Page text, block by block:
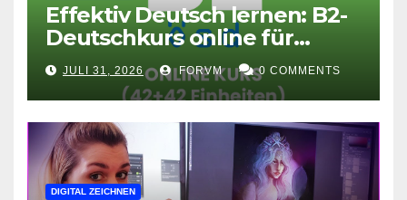
Effektiv Deutsch lernen: B2-
Deutschkurs online für
Fortgeschrittene
JULI 31, 2026 FORVM 0 COMMENTS
DIGITAL ZEICHNEN